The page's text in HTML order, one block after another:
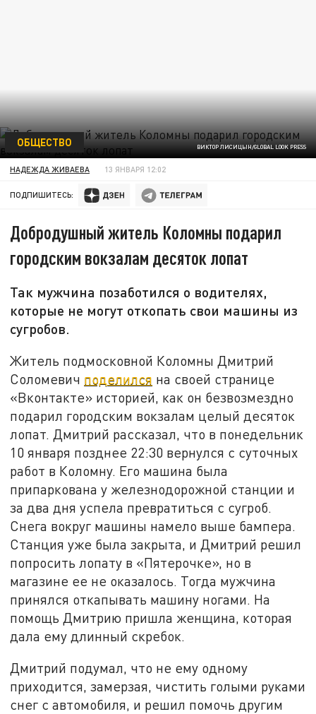
ВИКТОР ЛИСИЦЫН/GLOBAL LOOK PRESS
ОБЩЕСТВО
НАДЕЖДА ЖИВАЕВА 13 ЯНВАРЯ 12:02
ПОДПИШИТЕСЬ:
Добродушный житель Коломны подарил
городским вокзалам десяток лопат
Так мужчина позаботился о водителях,
которые не могут откопать свои машины из
сугробов.
Житель подмосковной Коломны Дмитрий
Соломевич поделился на своей странице
«Вконтакте» историей, как он безвозмездно
подарил городским вокзалам целый десяток
лопат. Дмитрий рассказал, что в понедельник
10 января позднее 22:30 вернулся с суточных
работ в Коломну. Его машина была
припаркована у железнодорожной станции и
за два дня успела превратиться с сугроб.
Снега вокруг машины намело выше бампера.
Станция уже была закрыта, и Дмитрий решил
попросить лопату в «Пятерочке», но в
магазине ее не оказалось. Тогда мужчина
принялся откапывать машину ногами. На
помощь Дмитрию пришла женщина, которая
дала ему длинный скребок.
Дмитрий подумал, что не ему одному
приходится, замерзая, чистить голыми руками
снег с автомобиля, и решил помочь другим